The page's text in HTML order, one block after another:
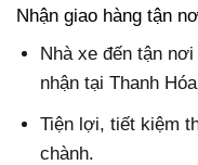
Nhận giao hàng tận
Nhà xe đến tận
nhận tại Thanh
Tiện lợi, tiết kiệm
chành.